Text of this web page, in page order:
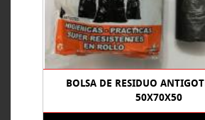
BOLSA DE RESIDUO
50X70X50